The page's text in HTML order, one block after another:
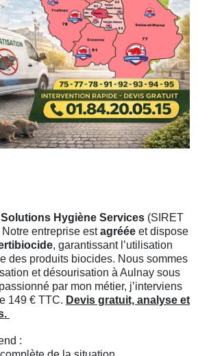
Solutions Hygiène Services (SIRET
entreprise estagréée et dispose
, garantissant l’utilisation
des produits biocides. Nous sommes
et désourisation à Aulnay sous
par mon métier, j’interviens
149 € TTC. Devis gratuit, analyse et
: